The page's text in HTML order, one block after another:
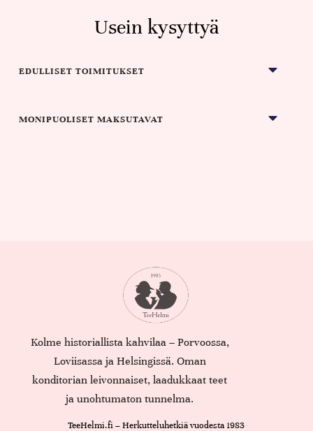
Usein kysyttyä
EDULLISET TOIMITUKSET
MONIPUOLISET MAKSUTAVAT
Kolme historiallista kahvilaa – Porvoossa,
Loviisassa ja Helsingissä. Oman
konditorian leivonnaiset, laadukkaat teet
ja unohtumaton tunnelma.
TeeHelmi.fi – Herkutteluhetkiä vuodesta 1983